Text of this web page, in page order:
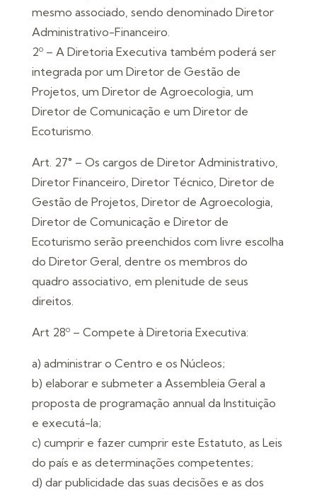
mesmo associado, sendo denominado Diretor
Administrativo-Financeiro.
2º – A Diretoria Executiva também poderá ser
integrada por um Diretor de Gestão de
Projetos, um Diretor de Agroecologia, um
Diretor de Comunicação e um Diretor de
Ecoturismo.
Art. 27° – Os cargos de Diretor Administrativo,
Diretor Financeiro, Diretor Técnico, Diretor de
Gestão de Projetos, Diretor de Agroecologia,
Diretor de Comunicação e Diretor de
Ecoturismo serão preenchidos com livre escolha
do Diretor Geral, dentre os membros do
quadro associativo, em plenitude de seus
direitos.
Art 28º – Compete à Diretoria Executiva:
a) administrar o Centro e os Núcleos;
b) elaborar e submeter a Assembleia Geral a
proposta de programação annual da Instituição
e executá-la;
c) cumprir e fazer cumprir este Estatuto, as Leis
do país e as determinações competentes;
d) dar publicidade das suas decisões e as dos